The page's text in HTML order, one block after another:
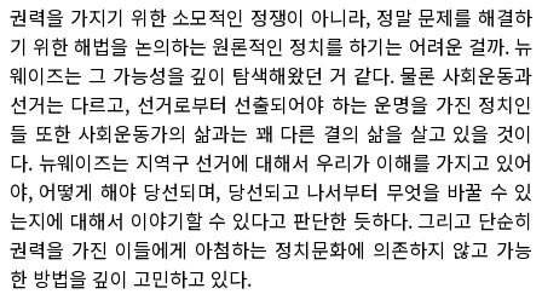
권력을 가지기 위한 소모적인 정쟁이 아니라, 정말 문제를 해결하
기 위한 해법을 논의하는 원론적인 정치를 하기는 어려운 걸까. 뉴
웨이즈는 그 가능성을 깊이 탐색해왔던 거 같다. 물론 사회운동과
선거는 다르고, 선거로부터 선출되어야 하는 운명을 가진 정치인
들 또한 사회운동가의 삶과는 꽤 다른 결의 삶을 살고 있을 것이
다. 뉴웨이즈는 지역구 선거에 대해서 우리가 이해를 가지고 있어
야, 어떻게 해야 당선되며, 당선되고 나서부터 무엇을 바꿀 수 있
는지에 대해서 이야기할 수 있다고 판단한 듯하다. 그리고 단순히
권력을 가진 이들에게 아첨하는 정치문화에 의존하지 않고 가능
한 방법을 깊이 고민하고 있다.